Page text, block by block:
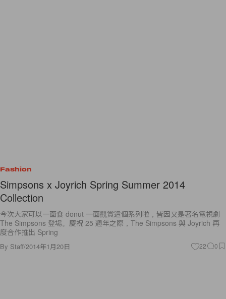
Fashion
Simpsons x Joyrich Spring Summer 2014
Collection
今次大家可以一面食 donut 一面觀賞這個系列啦，皆因又是著名電視劇
The Simpsons 登場。慶祝 25 週年之際，The Simpsons 與 Joyrich 再
度合作推出 Spring
By Staff/2014年1月20日 22 0